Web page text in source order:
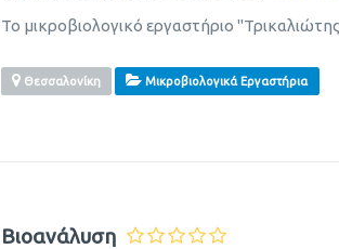
Το μικροβιολογικό εργαστήριο
Θεσσαλονίκη Μικροβιολογικά Εργαστήρια
Βιοανάλυση